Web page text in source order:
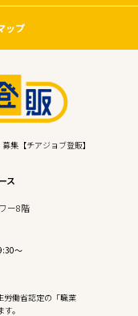
ップ
集【チアジョブ登販】
ス
ー8階
〜
労働省認定の「職業
。